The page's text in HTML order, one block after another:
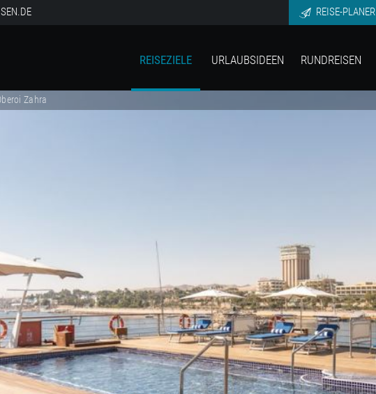
REISE-PLANER
REISEZIELE URLAUBSIDEEN RUNDREISEN
Zahra